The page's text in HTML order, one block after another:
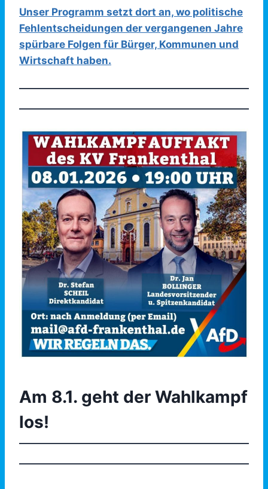
Unser Programm setzt dort an, wo politische
Fehlentscheidungen der vergangenen Jahre
spürbare Folgen für Bürger, Kommunen und
Wirtschaft haben.
Am 8.1. geht der Wahlkampf
los!